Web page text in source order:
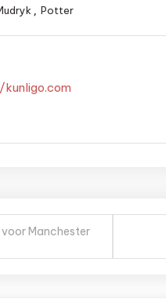
, Potter
voor Manchester